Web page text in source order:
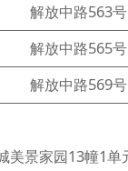
解放中路563号
解放中路565号
解放中路569号
美景家园13幢1单